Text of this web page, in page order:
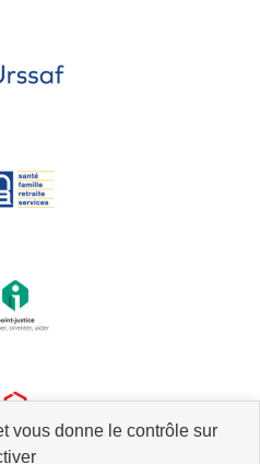
vous donne le contrôle sur